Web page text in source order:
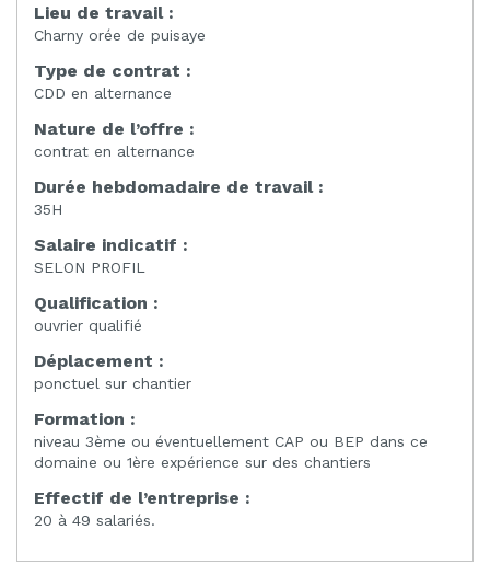
Lieu de travail :
Charny orée de puisaye
Type de contrat :
CDD en alternance
Nature de l’offre :
contrat en alternance
Durée hebdomadaire de travail :
35H
Salaire indicatif :
SELON PROFIL
Qualification :
ouvrier qualifié
Déplacement :
ponctuel sur chantier
Formation :
niveau 3ème ou éventuellement CAP ou BEP dans ce
domaine ou 1ère expérience sur des chantiers
Effectif de l’entreprise :
20 à 49 salariés.